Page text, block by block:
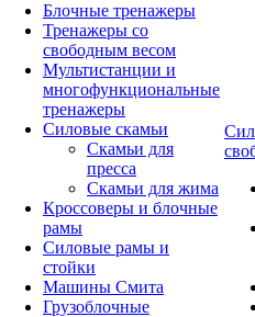
Блочные тренажеры
Тренажеры со
свободным весом
Мультистанции и
многофункциональные
тренажеры
Силовые скамьи
Скамьи для
пресса
Скамьи для жима
Кроссоверы и блочные
рамы
Силовые рамы и
стойки
Машины Смита
Грузоблочные